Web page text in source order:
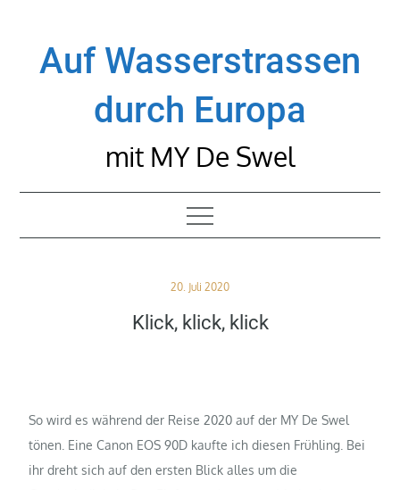
contentAuf Wasserstrassen
durch Europa
mit MY De Swel
Posted
20. Juli 2020
Klick, klick, klick
So wird es während der Reise 2020 auf der MY De Swel
tönen. Eine Canon EOS 90D kaufte ich diesen Frühling. Bei
ihr dreht sich auf den ersten Blick alles um die